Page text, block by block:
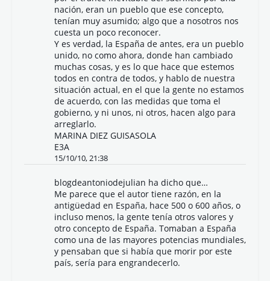
nación, eran un pueblo que ese concepto,
tenían muy asumido; algo que a nosotros nos
cuesta un poco reconocer.
Y es verdad, la España de antes, era un pueblo
unido, no como ahora, donde han cambiado
muchas cosas, y es lo que hace que estemos
todos en contra de todos, y hablo de nuestra
situación actual, en el que la gente no estamos
de acuerdo, con las medidas que toma el
gobierno, y ni unos, ni otros, hacen algo para
arreglarlo.
MARINA DIEZ GUISASOLA
E3A
15/10/10, 21:38
blogdeantoniodejulian ha dicho que…
Me parece que el autor tiene razón, en la
antigüedad en España, hace 500 o 600 años, o
incluso menos, la gente tenía otros valores y
otro concepto de España. Tomaban a España
como una de las mayores potencias mundiales,
y pensaban que si había que morir por este
país, sería para engrandecerlo.